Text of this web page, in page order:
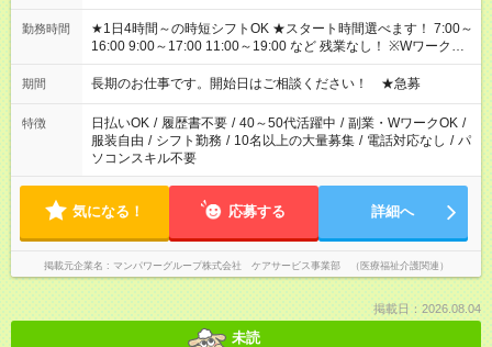
勤務時間
★1日4時間～の時短シフトOK ★スタート時間選べます！ 7:00～
16:00 9:00～17:00 11:00～19:00 など 残業なし！ ※Wワークの
場合、他のお仕事と合わせ週40時間超の就業はご案内できませ
ん ※法令に基づき、週20時間以上勤務は社会保険への加入対象
短時間・短期間の就業はご案内が難しい場合があります
期間 長期のお仕事です。開始日はご相談ください！ ★急募
特徴 日払いOK / 履歴書不要 / 40～50代活躍中 / 副業・WワークOK /
服装自由 / シフト勤務 / 10名以上の大量募集 / 電話対応なし / パ
ソコンスキル不要
気になる！ 応募する 詳細へ
掲載元企業名 マンパワーグループ株式会社 ケアサービス事業部 （医療福祉介護関連）
掲載日：2026.08.04
未読